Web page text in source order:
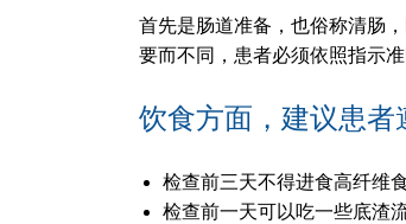
首先是肠道准备，也俗称清肠
要而不同，患者必须依照指示
饮食方面，建议患者
检查前三天不得进食高纤维
检查前一天可以吃一些底渣